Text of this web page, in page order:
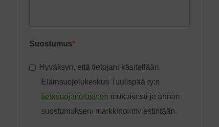
Suostumus
Hyväksyn, että tietojani käsitellään
Eläinsuojelukeskus Tuulispää ry:n
tietosuojaselosteen mukaisesti ja annan
suostumukseni markkinointiviestintään.